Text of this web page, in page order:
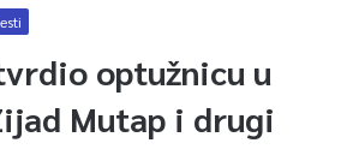
optužnicu u
Mutap i drugi